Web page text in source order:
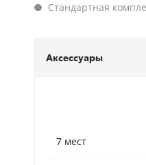
Стандартная комплектация
Стандартная
Аксессуары
7 мест